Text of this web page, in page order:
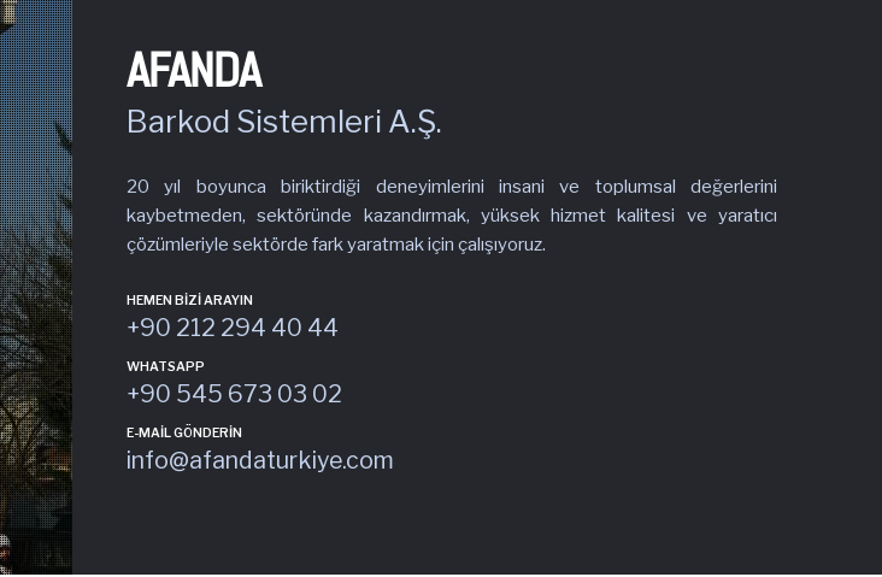
AFANDA
Barkod Sistemleri A.Ş.
20 yıl boyunca biriktirdiği deneyimlerini insani ve toplumsal değerlerini
kaybetmeden, sektöründe kazandırmak, yüksek hizmet kalitesi ve yaratıcı
çözümleriyle sektörde fark yaratmak için çalışıyoruz.
HEMEN BIZI ARAYIN
+90 212 294 40 44
WHATSAPP
+90 545 673 03 02
E-MAIL GÖNDERIN
info@afandaturkiye.com